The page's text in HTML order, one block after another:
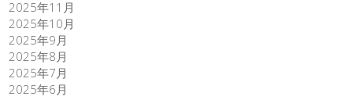
2025年11月
2025年10月
2025年9月
2025年8月
2025年7月
2025年6月